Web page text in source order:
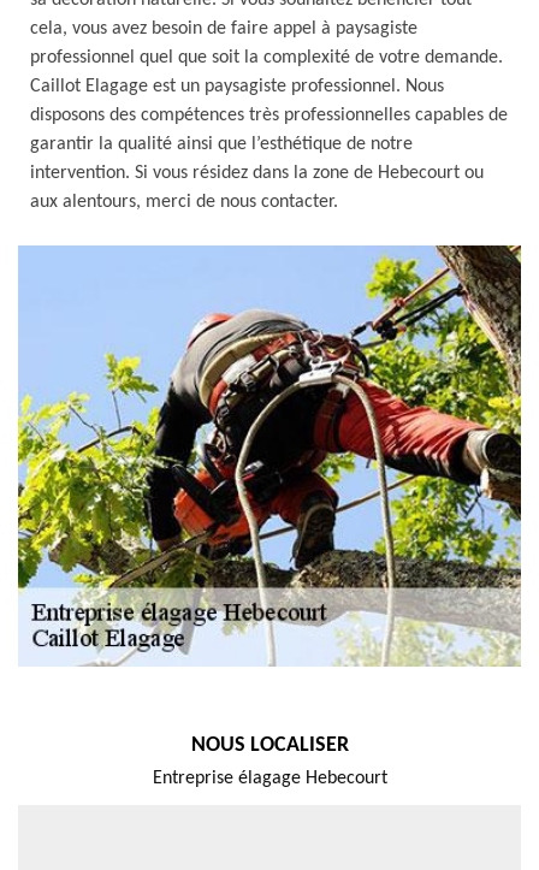
cela, vous avez besoin de faire appel à paysagiste
professionnel quel que soit la complexité de votre demande.
Caillot Elagage est un paysagiste professionnel. Nous
disposons des compétences très professionnelles capables de
garantir la qualité ainsi que l’esthétique de notre
intervention. Si vous résidez dans la zone de Hebecourt ou
aux alentours, merci de nous contacter.
NOUS LOCALISER
Entreprise élagage Hebecourt